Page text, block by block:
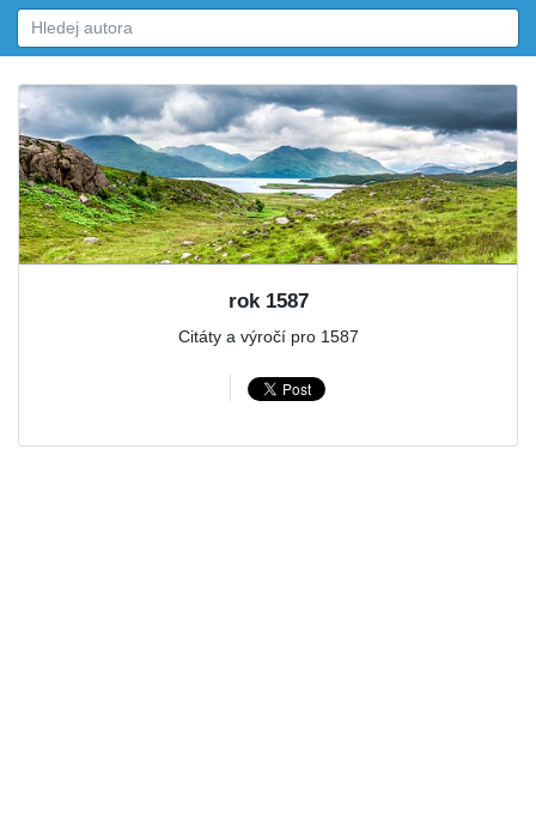
rok 1587
Citáty a výročí pro 1587